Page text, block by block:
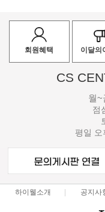
회원혜택 이달의
CS
월~
점
평일 오
하이웰소개 공지사